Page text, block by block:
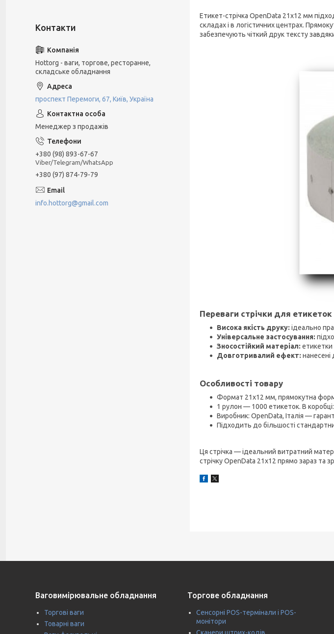
Етикет-стрічка OpenData 21х12 мм
складах і в логістичних центрах.
забезпечують чіткий друк тексту
Переваги стрічки для етикеток
Висока якість друку: ідеально
Універсальне застосування:
Зносостійкий матеріал: етикетки
Довготривалий ефект: нанесені
Особливості товару
Формат 21х12 мм, прямокутна
1 рулон — 1000 етикеток. В
Виробник: OpenData, Італія —
Підходить до більшості
Ця стрічка — ідеальний витратний
стрічку OpenData 21х12 прямо зараз та
Hottorg - ваги, торгове, ресторанне,
складське обладнання
проспект Перемоги, 67, Київ, Україна
Менеджер з продажів
+380 (98) 893-67-67
Viber/Telegram/WhatsApp
+380 (97) 874-79-79
info.hottorg@gmail.com
Ваговимірювальне обладнання
Торгові ваги
Товарні ваги
Торгове обладнання
Сенсорні POS-термінали і POS-
монітори